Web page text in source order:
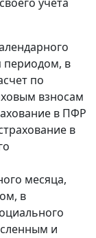
периодом, в
по
взносам
в ПФР
в
месяца,
в
и